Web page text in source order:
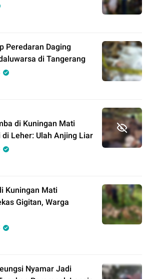
Peredaran Daging
di Tangerang
di Kuningan Mati
Leher: Ulah Anjing Liar
Kuningan Mati
Gigitan, Warga
Nyamar Jadi